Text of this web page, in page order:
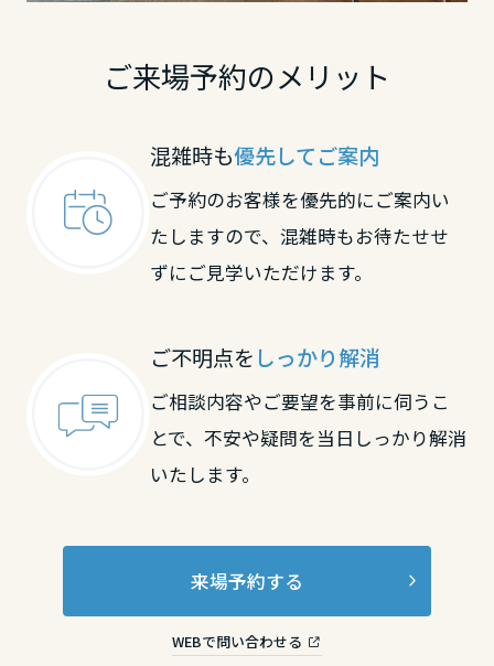
ご来場予約のメリット
混雑時も優先してご案内
ご予約のお客様を優先的にご案内い
たしますので、混雑時もお待たせせ
ずにご見学いただけます。
ご不明点を しっかり解消
ご相談内容やご要望を事前に伺うこ
とで、不安や疑問を当日しっかり解消
いたします。
来場予約する
WEBで問い合わせる
長崎県